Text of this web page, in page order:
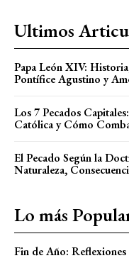
Ultimos
Papa León XIV:
Pontífice Agustino y
Los 7 Pecados
Católica y Cómo
El Pecado Según la
Naturaleza,
Lo más
Fin de Año: Reflexiones